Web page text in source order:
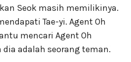
Seok masih memilikinya.
Tae-yi. Agent Oh
mencari Agent Oh
adalah seorang teman.